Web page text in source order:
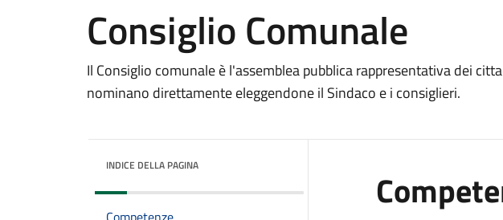
Consiglio Comunale
Il Consiglio comunale è l'assemblea pubblica rappresentativa dei
nominano direttamente eleggendone il Sindaco e i consiglieri.
INDICE DELLA PAGINA